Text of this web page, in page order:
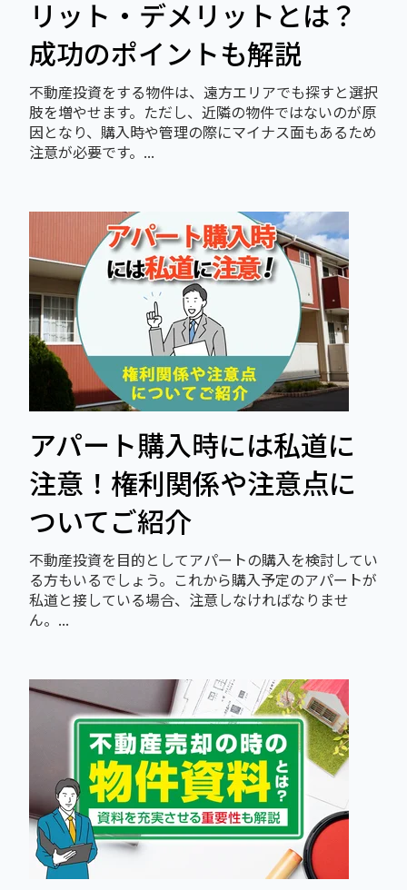
リット・デメリットとは？
成功のポイントも解説
不動産投資をする物件は、遠方エリアでも探すと選択
肢を増やせます。ただし、近隣の物件ではないのが原
因となり、購入時や管理の際にマイナス面もあるため
注意が必要です。...
アパート購入時には私道に
注意！権利関係や注意点に
ついてご紹介
不動産投資を目的としてアパートの購入を検討してい
る方もいるでしょう。これから購入予定のアパートが
私道と接している場合、注意しなければなりませ
ん。...